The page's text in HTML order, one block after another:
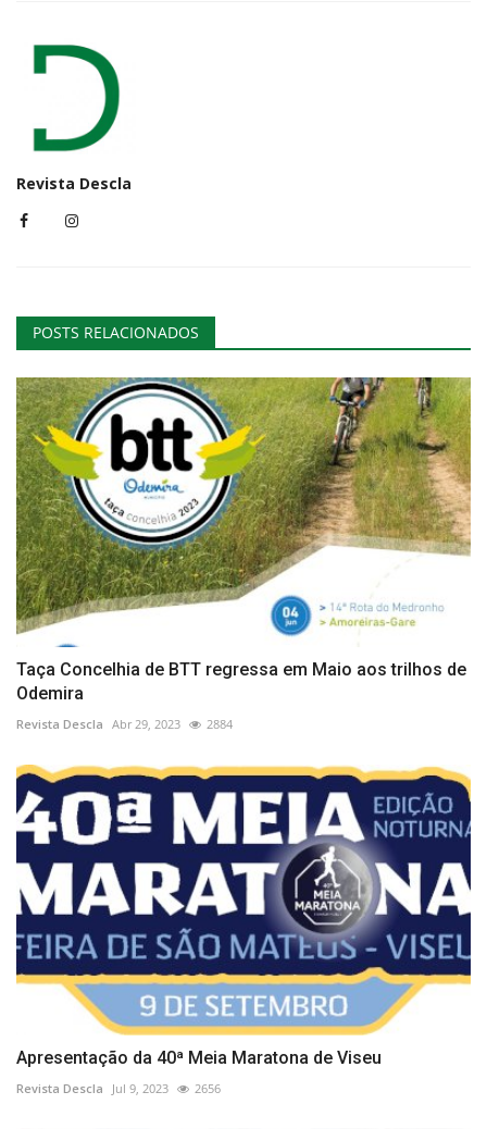
Revista Descla
POSTS RELACIONADOS
Taça Concelhia de BTT regressa em Maio aos trilhos de
Odemira
Revista Descla Abr 29, 2023 2884
Apresentação da 40ª Meia Maratona de Viseu
Revista Descla Jul 9, 2023 2656